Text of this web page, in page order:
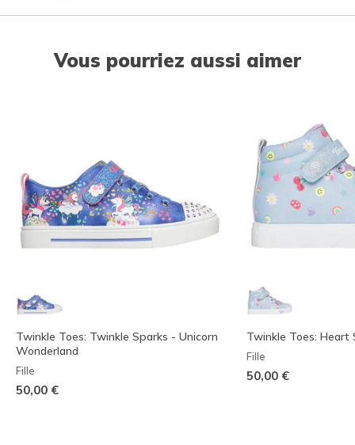
Vous pourriez aussi aimer
Twinkle Toes: Twinkle Sparks - Unicorn
Wonderland
Fille
50,00 €
Twinkle Toes: Heart
Fille
50,00 €